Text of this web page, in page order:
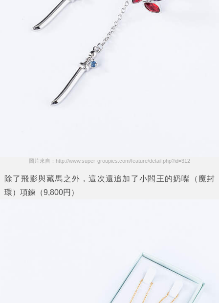
圖片來自：http://www.super-groupies.com/feature/detail.php?id=312
除了飛影與藏馬之外，這次還追加了小閻王的奶嘴（魔封
環）項鍊（9,800円）